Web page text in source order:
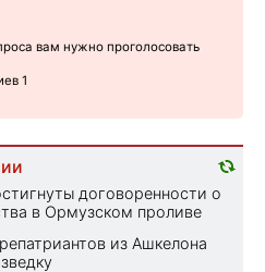
вам нужно проголосовать
1
договоренности о
в Ормузском проливе
из Ашкелона